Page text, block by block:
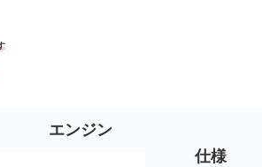
エンジン
仕様